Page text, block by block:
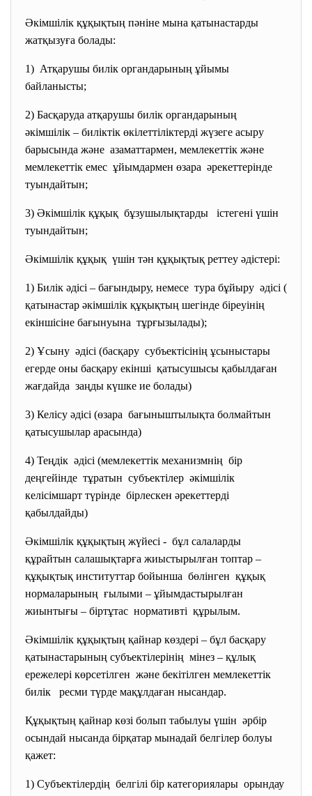
Әкімшілік құқықтың пәніне мына қатынастарды
жатқызуға болады:
1) Атқарушы билік органдарының ұйымы
байланысты;
2) Басқаруда атқарушы билік органдарының
әкімшілік – биліктік өкілеттіліктерді жүзеге асыру
барысында және азаматтармен, мемлекеттік және
мемлекеттік емес ұйымдармен өзара әрекеттерінде
туындайтын;
3) Әкімшілік құқық бұзушылықтарды істегені үшін
туындайтын;
Әкімшілік құқық үшін тән құқықтық реттеу әдістері:
1) Билік әдісі – бағындыру, немесе тура бұйыру әдісі (
қатынастар әкімшілік құқықтың шегінде біреуінің
екіншісіне бағынуына тұрғызылады);
2) Ұсыну әдісі (басқару субъектісінің ұсыныстары
егерде оны басқару екінші қатысушысы қабылдаған
жағдайда заңды күшке ие болады)
3) Келісу әдісі (өзара бағыныштылықта болмайтын
қатысушылар арасында)
4) Теңдік әдісі (мемлекеттік механизмнің бір
деңгейінде тұратын субъектілер әкімшілік
келісімшарт түрінде бірлескен әрекеттерді
қабылдайды)
Әкімшілік құқықтың жүйесі - бұл салаларды
құрайтын салашықтарға жиыстырылған топтар –
құқықтық институттар бойынша бөлінген құқық
нормаларының ғылыми – ұйымдастырылған
жиынтығы – біртұтас нормативті құрылым.
Әкімшілік құқықтың қайнар көздері – бұл басқару
қатынастарының субъектілерінің мінез – құлық
ережелері көрсетілген және бекітілген мемлекеттік
билік ресми түрде мақұлдаған нысандар.
Құқықтың қайнар көзі болып табылуы үшін әрбір
осындай нысанда бірқатар мынадай белгілер болуы
қажет:
1) Субъектілердің белгілі бір категориялары орындау